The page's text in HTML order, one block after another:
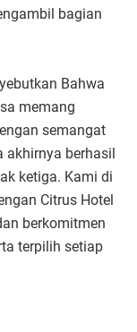
bagian
Bahwa
memang
semangat
akhirnya berhasil
ketiga. Kami di
Citrus Hotel
berkomitmen
terpilih setiap